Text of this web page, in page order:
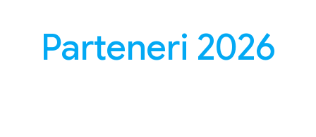
Parteneri 2026